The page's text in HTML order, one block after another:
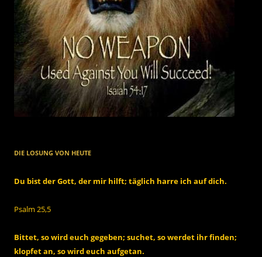
DIE LOSUNG VON HEUTE
Du bist der Gott, der mir hilft; täglich harre ich auf dich.
Psalm 25,5
Bittet, so wird euch gegeben; suchet, so werdet ihr finden;
klopfet an, so wird euch aufgetan.